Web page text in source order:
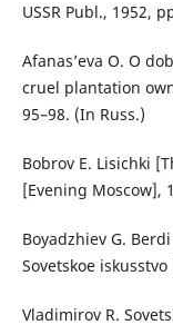
USSR Publ., 1952,
Afanas’eva O. O
cruel plantation
95–98. (In Russ.)
Bobrov E. Lisichki
[Evening Moscow],
Boyadzhiev G.
Sovetskoe
Vladimirov R.